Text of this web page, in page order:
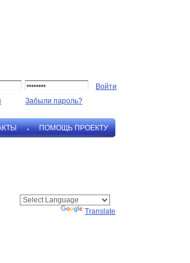
Забыли пароль?
ПОМОЩЬ ПРОЕКТУ
Translate